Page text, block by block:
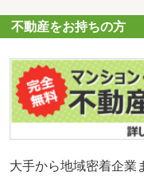
不動産をお持ちの方
大手から地域密着企業